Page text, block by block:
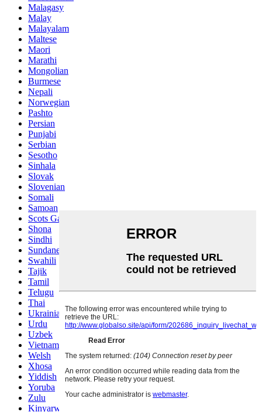
Malagasy
Malay
Malayalam
Maltese
Maori
Marathi
Mongolian
Burmese
Nepali
Norwegian
Pashto
Persian
Punjabi
Serbian
Sesotho
Sinhala
Slovak
Slovenian
Somali
Samoan
Scots Gaelic
Shona
Sindhi
Sundanese
Swahili
Tajik
Tamil
Telugu
Thai
Ukrainian
Urdu
Uzbek
Vietnamese
Welsh
Xhosa
Yiddish
Yoruba
Zulu
Kinyarwanda